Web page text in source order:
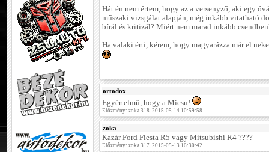
Hát én nem értem, hogy az a versenyző, aki egy
műszaki vizsgálat alapján, még inkább vitatható
bírál és kritizál? Miért nem marad inkább
Ha valaki érti, kérem, hogy magyarázza már el
ortodox
Egyértelmű, hogy a Micsu!
Előzmény: zoka 318. 2015-05-14 10:59:58
zoka
Kazár Ford Fiesta R5 vagy Mitsubishi R4 ????
Előzmény: zoka 317. 2015-05-13 16:30:42